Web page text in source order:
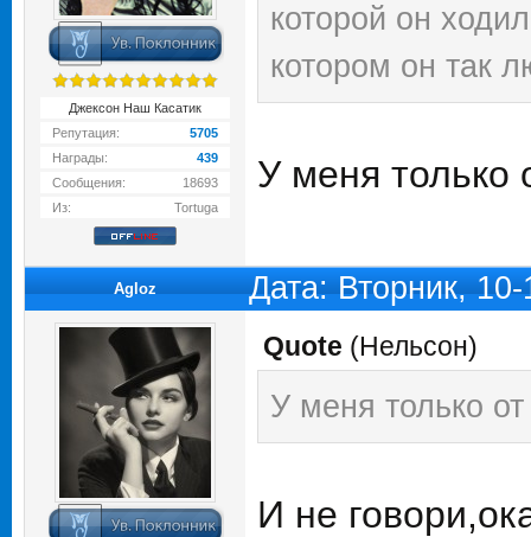
Джексон Наш Касатик
Репутация:
5705
Награды:
439
Сообщения:
18693
Из:
Tortuga
которой он
котором он так
У меня только
Agloz Дата: Вторник,
Quote (Нельсон)
У меня только
И не